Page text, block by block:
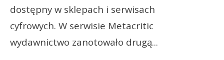
dostępny w sklepach i serwisach
cyfrowych. W serwisie Metacritic
wydawnictwo zanotowało drugą...